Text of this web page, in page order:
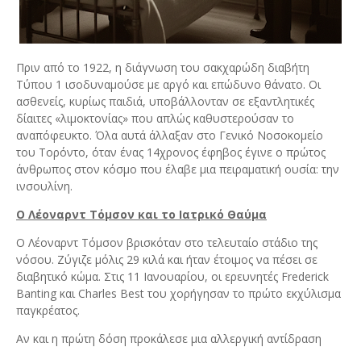
Πριν από το 1922, η διάγνωση του σακχαρώδη διαβήτη
Τύπου 1 ισοδυναμούσε με αργό και επώδυνο θάνατο. Οι
ασθενείς, κυρίως παιδιά, υποβάλλονταν σε εξαντλητικές
δίαιτες «λιμοκτονίας» που απλώς καθυστερούσαν το
αναπόφευκτο. Όλα αυτά άλλαξαν στο Γενικό Νοσοκομείο
του Τορόντο, όταν ένας 14χρονος έφηβος έγινε ο πρώτος
άνθρωπος στον κόσμο που έλαβε μια πειραματική ουσία: την
ινσουλίνη.
Ο Λέοναρντ Τόμσον και το Ιατρικό Θαύμα
Ο Λέοναρντ Τόμσον βρισκόταν στο τελευταίο στάδιο της
νόσου. Ζύγιζε μόλις 29 κιλά και ήταν έτοιμος να πέσει σε
διαβητικό κώμα. Στις 11 Ιανουαρίου, οι ερευνητές Frederick
Banting και Charles Best του χορήγησαν το πρώτο εκχύλισμα
παγκρέατος.
Αν και η πρώτη δόση προκάλεσε μια αλλεργική αντίδραση